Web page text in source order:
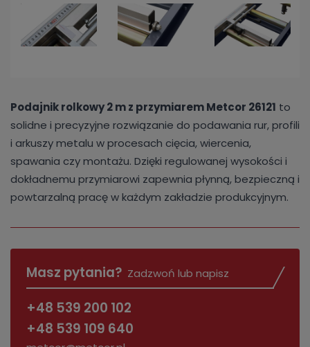
Podajnik rolkowy 2 m z przymiarem Metcor 26121 to
solidne i precyzyjne rozwiązanie do podawania rur, profili
i arkuszy metalu w procesach cięcia, wiercenia,
spawania czy montażu. Dzięki regulowanej wysokości i
dokładnemu przymiarowi zapewnia płynną, bezpieczną i
powtarzalną pracę w każdym zakładzie produkcyjnym.
Masz pytania? Zadzwoń lub napisz
+48 539 200 102
+48 539 109 640